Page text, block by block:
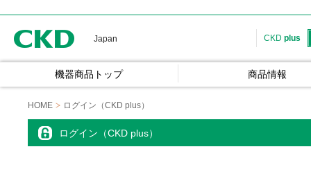
Japan CKD plus
機器商品トップ 商品情報
HOME ログイン（CKD plus）
ログイン（CKD plus）